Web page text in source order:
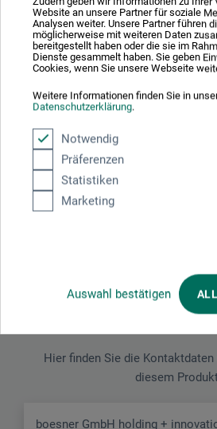
Website an unsere Partner für soziale
Analysen weiter. Unsere Partner führen
möglicherweise mit weiteren Daten
bereitgestellt haben oder die sie im
Dienste gesammelt haben. Sie geben
Cookies, wenn Sie unsere Webseite
Weitere Informationen finden Sie in
Datenschutzerklärung.
Notwendig
Präferenzen
Statistiken
Marketing
Auswahl bestätigen
und 24.
Schreiben Sie die erste
JETZT PRODUKT
Hersteller-
Hier finden Sie die
diesem
boesner GmbH holding +